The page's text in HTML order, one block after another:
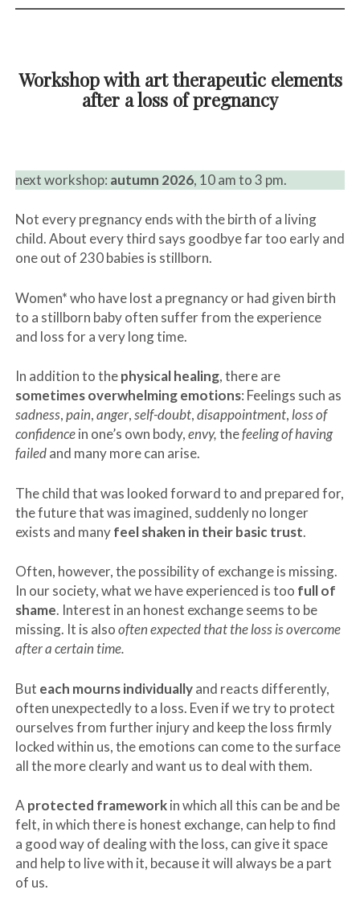
Workshop with art therapeutic elements
after a loss of pregnancy
next workshop: autumn 2026, 10 am to 3 pm.
Not every pregnancy ends with the birth of a living
child. About every third says goodbye far too early and
one out of 230 babies is stillborn.
Women* who have lost a pregnancy or had given birth
to a stillborn baby often suffer from the experience
and loss for a very long time.
In addition to thephysical healing, there are
sometimes overwhelming emotions: Feelings such as
sadness,pain,anger,self-doubt,disappointment, loss of
confidencein one’s own body,envy,thefeeling of having
failedand many more can arise.
The child that was looked forward to and prepared for,
the future that was imagined, suddenly no longer
exists and manyfeel shaken in their basic trust.
Often, however, the possibility of exchange is missing.
In our society, what we have experienced is too full of
shame. Interest in an honest exchange seems to be
missing. It is alsooften expected that the loss is overcome
after a certain time.
But each mourns individuallyand reacts differently,
often unexpectedly to a loss. Even if we try to protect
ourselves from further injury and keep the loss firmly
locked within us, the emotions can come to the surface
all the more clearly and want us to deal with them.
A protected frameworkin which all this can be and be
felt, in which there is honest exchange, can help to find
a good way of dealing with the loss, can give it space
and help to live with it, because it will always be a part
of us.